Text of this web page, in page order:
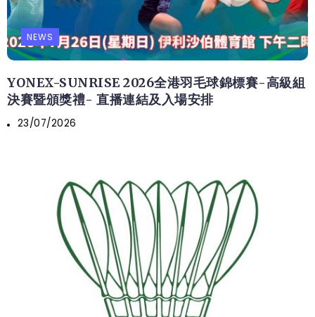
NEWS
YONEX-SUNRISE 2026全港羽毛球錦標賽-高級組
決賽暨頒獎禮- 直播連結及入場安排
23/07/2026